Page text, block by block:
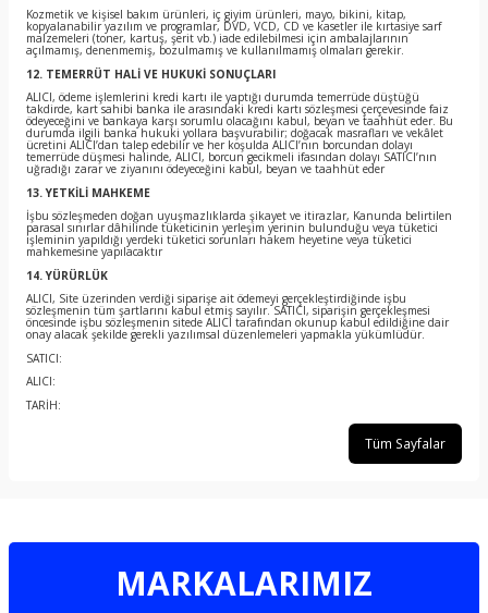
Kozmetik ve kişisel bakım ürünleri, iç giyim ürünleri, mayo, bikini, kitap,
kopyalanabilir yazılım ve programlar, DVD, VCD, CD ve kasetler ile kırtasiye sarf
malzemeleri (toner, kartuş, şerit vb.) iade edilebilmesi için ambalajlarının
açılmamış, denenmemiş, bozulmamış ve kullanılmamış olmaları gerekir.
12. TEMERRÜT HALİ VE HUKUKİ SONUÇLARI
ALICI, ödeme işlemlerini kredi kartı ile yaptığı durumda temerrüde düştüğü
takdirde, kart sahibi banka ile arasındaki kredi kartı sözleşmesi çerçevesinde faiz
ödeyeceğini ve bankaya karşı sorumlu olacağını kabul, beyan ve taahhüt eder. Bu
durumda ilgili banka hukuki yollara başvurabilir; doğacak masrafları ve vekâlet
ücretini ALICI’dan talep edebilir ve her koşulda ALICI’nın borcundan dolayı
temerrüde düşmesi halinde, ALICI, borcun gecikmeli ifasından dolayı SATICI’nın
uğradığı zarar ve ziyanını ödeyeceğini kabul, beyan ve taahhüt eder
13. YETKİLİ MAHKEME
İşbu sözleşmeden doğan uyuşmazlıklarda şikayet ve itirazlar, Kanunda belirtilen
parasal sınırlar dâhilinde tüketicinin yerleşim yerinin bulunduğu veya tüketici
işleminin yapıldığı yerdeki tüketici sorunları hakem heyetine veya tüketici
mahkemesine yapılacaktır
14. YÜRÜRLÜK
ALICI, Site üzerinden verdiği siparişe ait ödemeyi gerçekleştirdiğinde işbu
sözleşmenin tüm şartlarını kabul etmiş sayılır. SATICI, siparişin gerçekleşmesi
öncesinde işbu sözleşmenin sitede ALICI tarafından okunup kabul edildiğine dair
onay alacak şekilde gerekli yazılımsal düzenlemeleri yapmakla yükümlüdür.
SATICI:
ALICI:
TARİH:
Tüm Sayfalar
MARKALARIMIZ